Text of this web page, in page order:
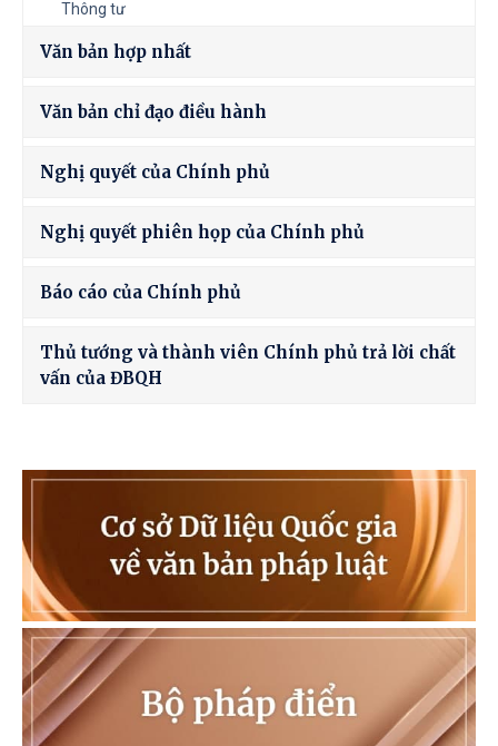
Thông tư
Văn bản hợp nhất
Văn bản chỉ đạo điều hành
Nghị quyết của Chính phủ
Nghị quyết phiên họp của Chính phủ
Báo cáo của Chính phủ
Thủ tướng và thành viên Chính phủ trả lời chất
vấn của ĐBQH